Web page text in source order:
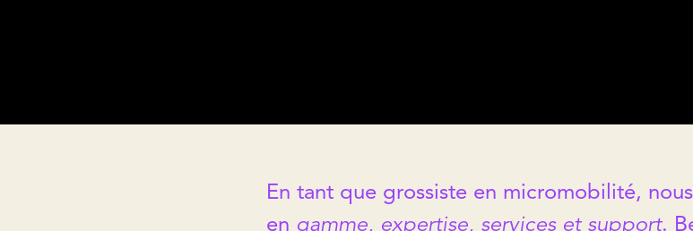
En tant que grossiste en micromobilité,
en gamme, expertise, services et support.